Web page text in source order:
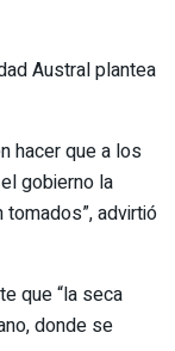
Austral plantea
hacer que a los
gobierno la
advirtió
que “la seca
donde se